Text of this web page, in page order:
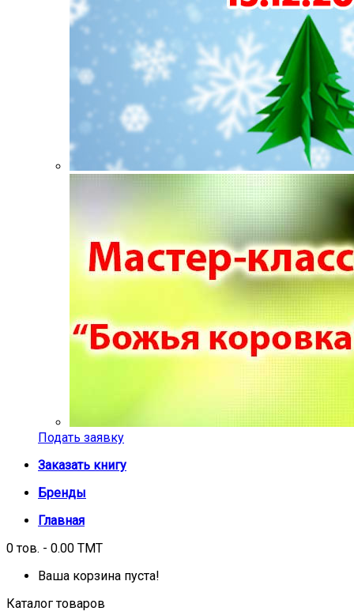
Подать заявку
Заказать книгу
Бренды
Главная
0 тов. - 0.00 TMT
Ваша корзина пуста!
Каталог товаров